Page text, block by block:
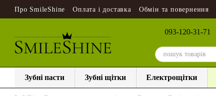
Перейти до основного контенту
Про SmileShine Оплата і доставка Обмін та повернення
093-120-31-71
Зубні пасти Зубні щітки Електрощітки